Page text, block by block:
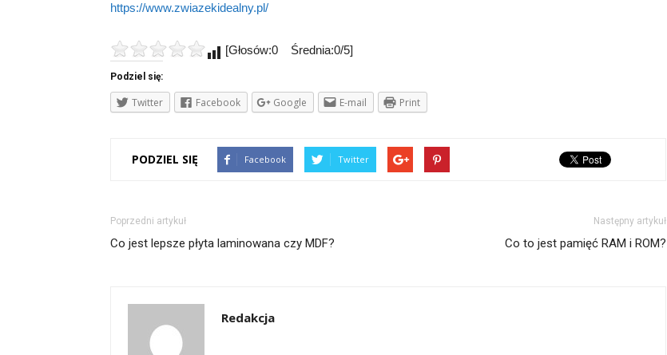
https://www.zwiazekidealny.pl/
[Głosów:0 Średnia:0/5]
Podziel się:
Twitter Facebook Google E-mail Print
PODZIEL SIĘ Facebook Twitter
Poprzedni artykuł
Co jest lepsze płyta laminowana czy MDF?
Następny artykuł
Co to jest pamięć RAM i ROM?
Redakcja